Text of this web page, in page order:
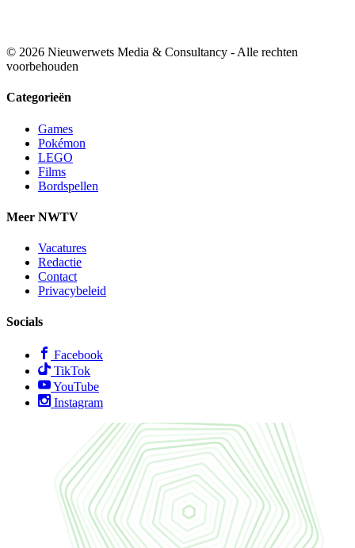
© 2026 Nieuwerwets Media & Consultancy - Alle rechten
voorbehouden
Categorieën
Games
Pokémon
LEGO
Films
Bordspellen
Meer NWTV
Vacatures
Redactie
Contact
Privacybeleid
Socials
Facebook
TikTok
YouTube
Instagram